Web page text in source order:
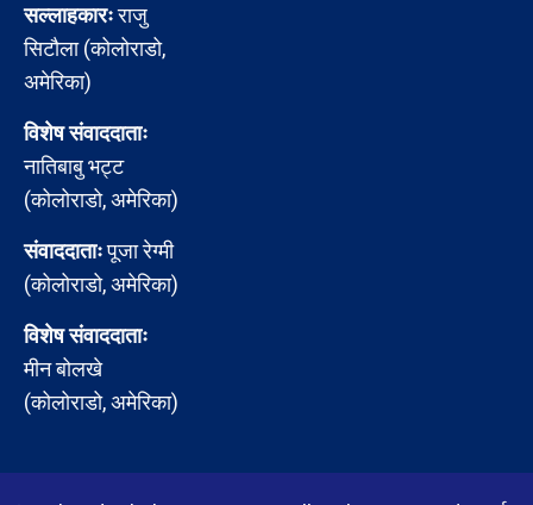
सल्लाहकारःराजु
सिटौला (कोलोराडो,
अमेरिका)
विशेष संवाददाताः
नातिबाबु भट्ट
(कोलोराडो, अमेरिका)
संवाददाताःपूजा रेग्मी
(कोलोराडो, अमेरिका)
विशेष संवाददाताः
मीन बोलखे
(कोलोराडो, अमेरिका)